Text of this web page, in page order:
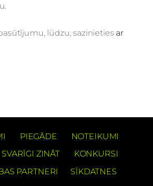
lūdzu, sazinieties ar
PIEGĀDE
NOTEIKUMI
SVARĪGI ZINĀT
KONKURSI
PARTNERI
SĪKDATNES